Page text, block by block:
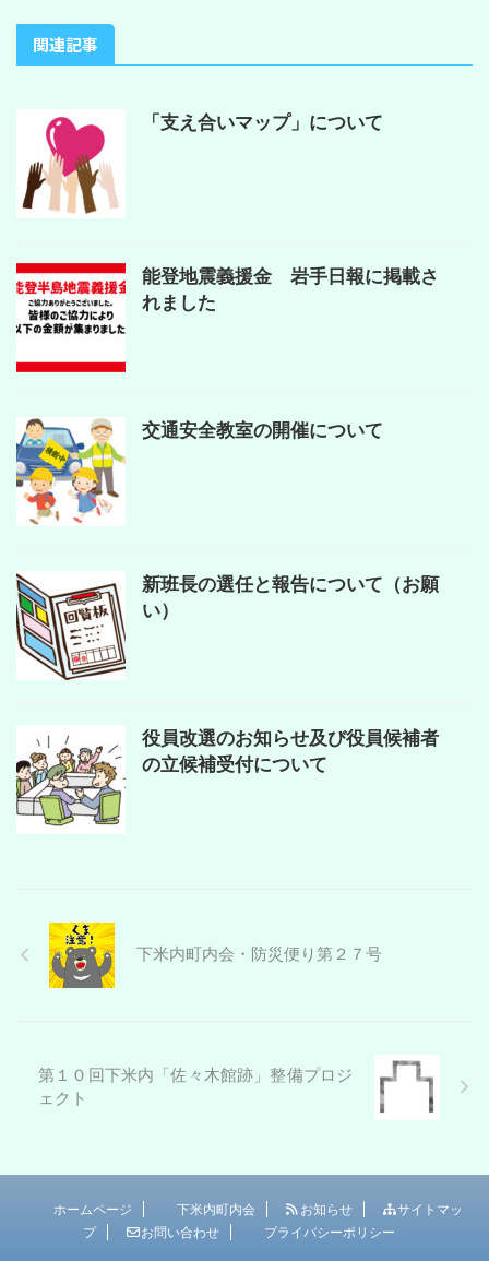
関連記事
「支え合いマップ」について
能登地震義援金 岩手日報に掲載さ
れました
交通安全教室の開催について
新班長の選任と報告について（お願
い）
役員改選のお知らせ及び役員候補者
の立候補受付について
下米内町内会・防災便り第２７号
第１０回下米内「佐々木館跡」整備プロジ
ェクト
ホームページ 下米内町内会 お知らせ
サイトマッ
プ
お問い合わせ プライバシーポリシー